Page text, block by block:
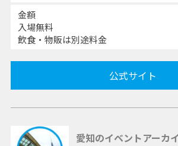
金額
入場無料
飲食・物販は別途料金
公式サイト
愛知のイベントアーカ